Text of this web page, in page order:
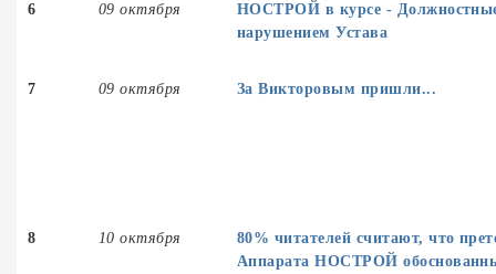
6 09 октября
НОСТРОЙ в курсе - Должностные
нарушением Устава
7 09 октября За Викторовым пришли...
8 10 октября
80% читателей считают, что
Аппарата НОСТРОЙ обоснованн